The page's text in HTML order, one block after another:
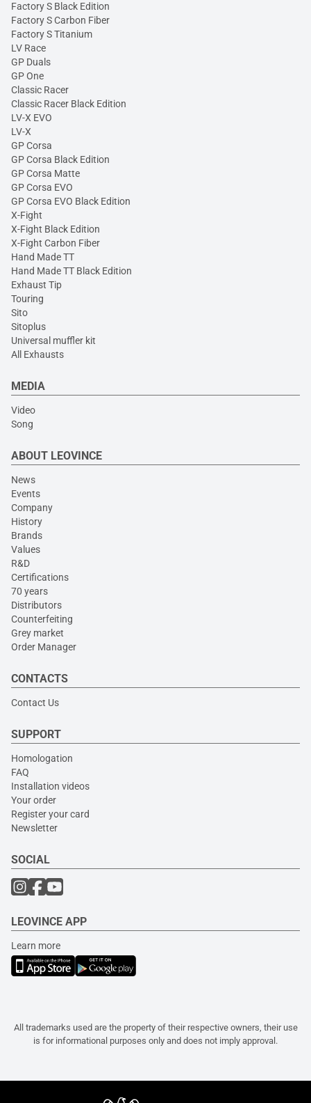
Factory S Black Edition
Factory S Carbon Fiber
Factory S Titanium
LV Race
GP Duals
GP One
Classic Racer
Classic Racer Black Edition
LV-X EVO
LV-X
GP Corsa
GP Corsa Black Edition
GP Corsa Matte
GP Corsa EVO
GP Corsa EVO Black Edition
X-Fight
X-Fight Black Edition
X-Fight Carbon Fiber
Hand Made TT
Hand Made TT Black Edition
Exhaust Tip
Touring
Sito
Sitoplus
Universal muffler kit
All Exhausts
MEDIA
Video
Song
ABOUT LEOVINCE
News
Events
Company
History
Brands
Values
R&D
Certifications
70 years
Distributors
Counterfeiting
Grey market
Order Manager
CONTACTS
Contact Us
SUPPORT
Homologation
FAQ
Installation videos
Your order
Register your card
Newsletter
SOCIAL
LEOVINCE APP
Learn more
All trademarks used are the property of their respective owners, their use
is for informational purposes only and does not imply approval.